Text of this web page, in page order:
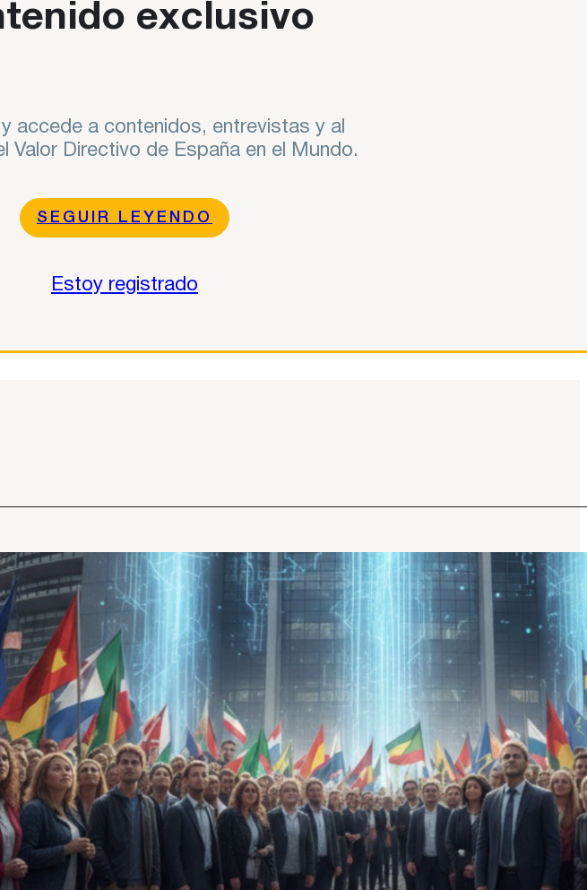
exclusivo
accede a contenidos, entrevistas y al
Valor Directivo de España en el Mundo.
SEGUIR LEYENDO
Estoy registrado